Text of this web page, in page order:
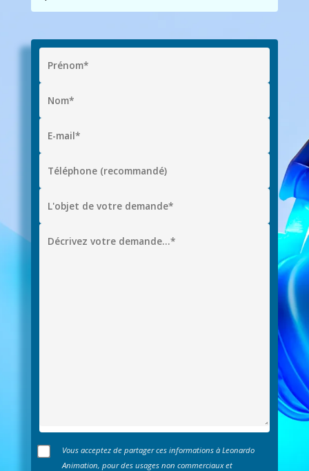
Vous acceptez de partager ces informations à Leonardo
Animation, pour des usages non commerciaux et